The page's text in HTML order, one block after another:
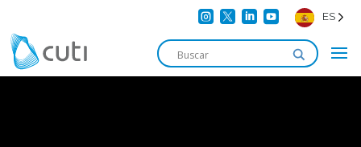
    ES